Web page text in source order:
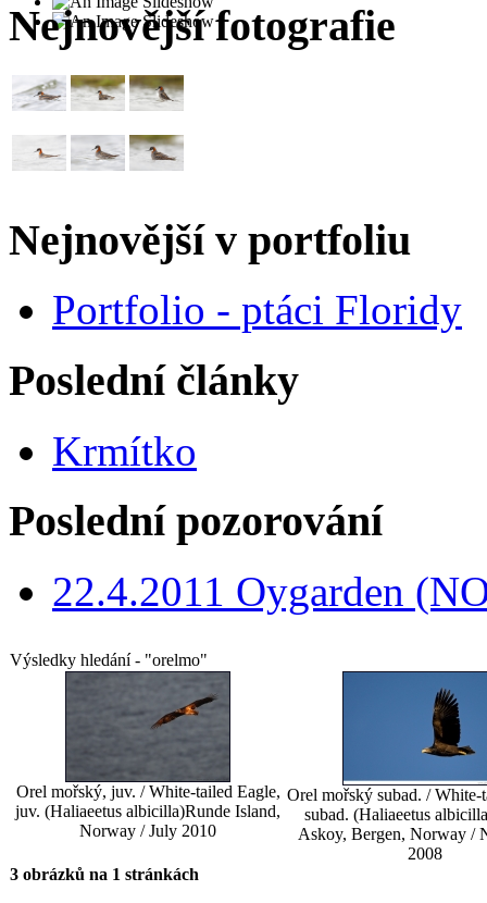
Nejnovější fotografie
Nejnovější v portfoliu
Portfolio - ptáci Floridy
Poslední články
Krmítko
Poslední pozorování
22.4.2011 Oygarden
Výsledky hledání - "orelmo"
Orel mořský, juv. / White-tailed Eagle,
juv. (Haliaeetus albicilla)Runde Island,
Norway / July 2010
Orel mořský subad. / White-
subad. (Haliaeetus
Askoy, Bergen, Norway /
2008
3 obrázků na 1 stránkách